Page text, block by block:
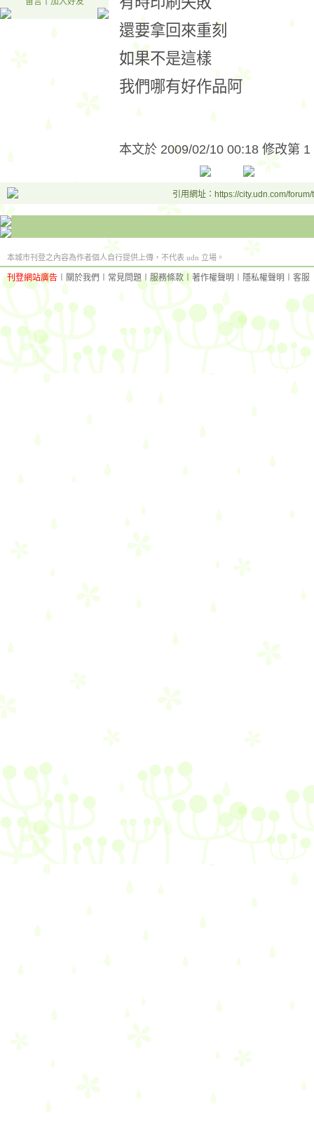
還要拿回來重刻
如果不是這樣
我們哪有好作品阿
本文於 2009/02/10 00:18 修改第 1
引用網址：https://city.udn.com/
本城市刊登之內容為作者個人自行提供上傳，不代表 udn 立場。
刊登網站廣告 關於我們 常見問題︱服務條款 著作權聲明 隱私權聲明 客服